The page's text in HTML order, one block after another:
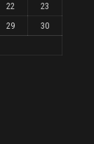
22
23
29
30